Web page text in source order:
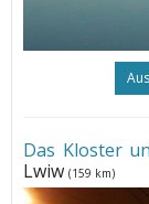
Das Kloster
Lwiw (159 km)